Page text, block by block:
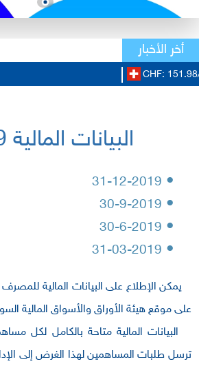
أخر الأخبار
CHF:
البيانات المالية 2019
•
31-12-2019
•
30-9-2019
•
30-6-2019
•
31-03-2019
يمكن الإطلاع على البيانات المالية
على موقع هيئة الأوراق والأسواق المالية
البيانات المالية متاحة بالكامل لكل
ترسل طلبات المساهمين لهذا الغرض إلى